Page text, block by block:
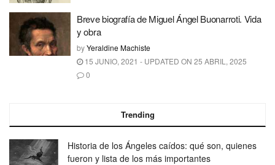
Breve biografía de Miguel Ángel Buonarroti. Vida
y obra
byYeraldine Machiste
15 JUNIO, 2021 - UPDATED ON 25 ABRIL, 2025
0
Trending
Historia de los Ángeles caídos: qué son, quienes
fueron y lista de los más importantes